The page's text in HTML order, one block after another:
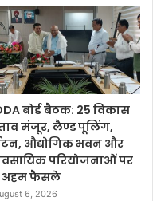
बोर्ड बैठक: 25 विकास
मंजूर, लैण्ड पूलिंग,
औद्योगिक भवन और
परियोजनाओं पर
अहम फैसले
6, 2026